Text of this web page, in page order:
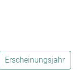
Erscheinungsjahr